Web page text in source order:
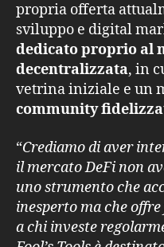
propria offerta
sviluppo e digital
dedicato proprio al
decentralizzata, in
vetrina iniziale e un
community
“Crediamo di aver
il mercato DeFi non
uno strumento che
inesperto ma che
a chi investe